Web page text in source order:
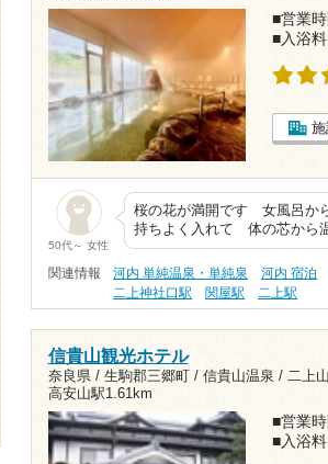
■営業
■入浴
50代～ 女性
桜の花が満開です 女風呂か
持ちよく入れて 体の芯から
関連情報 河内 単純温泉・単純泉 河内 宿泊
二上神社口駅
関屋駅 二上駅
信貴山観光ホテル
奈良県 / 生駒郡三郷町 / 信貴山温泉 / 二上
高安山駅1.61km
■営業
■入浴